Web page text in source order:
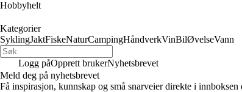
Hobbyhelt
Kategorier
SyklingJaktFiskeNaturCampingHåndverkVinBilØvelseVann
Logg påOpprett brukerNyhetsbrevet
Meld deg på nyhetsbrevet
Få inspirasjon, kunnskap og små snarveier direkte i innboksen